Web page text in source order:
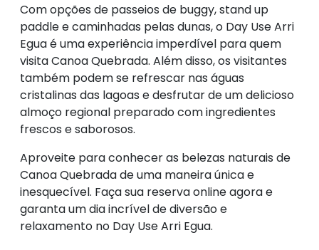
Com opções de passeios de buggy, stand up
paddle e caminhadas pelas dunas, o Day Use Arri
Egua é uma experiência imperdível para quem
visita Canoa Quebrada. Além disso, os visitantes
também podem se refrescar nas águas
cristalinas das lagoas e desfrutar de um delicioso
almoço regional preparado com ingredientes
frescos e saborosos.
Aproveite para conhecer as belezas naturais de
Canoa Quebrada de uma maneira única e
inesquecível. Faça sua reserva online agora e
garanta um dia incrível de diversão e
relaxamento no Day Use Arri Egua.